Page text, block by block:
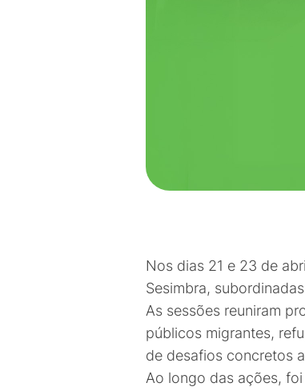
Nos dias 21 e 23 de
Sesimbra,
As sessões reuniram
públicos migrantes,
de desafios concretos
Ao longo das ações,